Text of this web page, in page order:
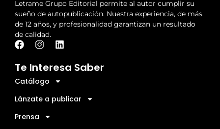
Letrame Grupo Editorial permite al autor cumplir su
sueño de autopublicación. Nuestra experiencia, de más
de 12 años, y profesionalidad garantizan un resultado
de calidad.
Te Interesa Saber
Catálogo
Lánzate a publicar
Prensa